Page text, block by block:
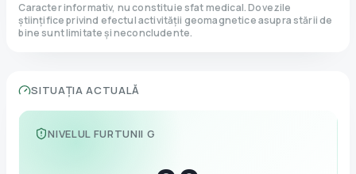
Caracter informativ, nu constituie sfat medical. Dovezile
științifice privind efectul activității geomagnetice asupra stării de
bine sunt limitate și neconcludente.
SITUAȚIA ACTUALĂ
NIVELUL FURTUNII G